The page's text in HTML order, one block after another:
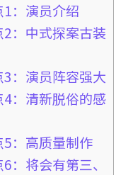
1：演员介绍
2：中式探案古装
3：演员阵容强大
4：清新脱俗的感
5：高质量制作
：将会有第三、